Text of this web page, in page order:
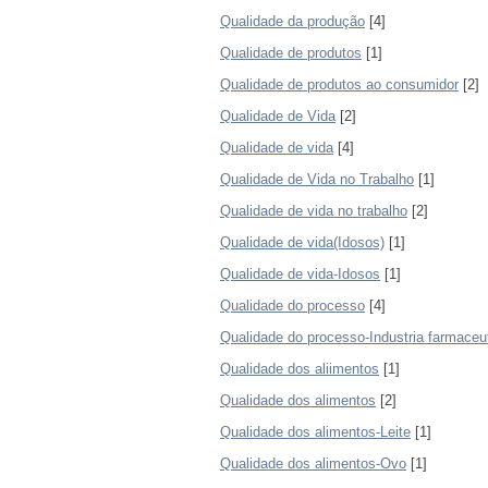
Qualidade da produção [4]
Qualidade de produtos [1]
Qualidade de produtos ao consumidor [2]
Qualidade de Vida[2]
Qualidade de vida[4]
Qualidade de Vida no Trabalho [1]
Qualidade de vida no trabalho [2]
Qualidade de vida(Idosos) [1]
Qualidade de vida-Idosos [1]
Qualidade do processo [4]
Qualidade do processo-Industria
Qualidade dos aliimentos [1]
Qualidade dos alimentos [2]
Qualidade dos alimentos-Leite [1]
Qualidade dos alimentos-Ovo [1]